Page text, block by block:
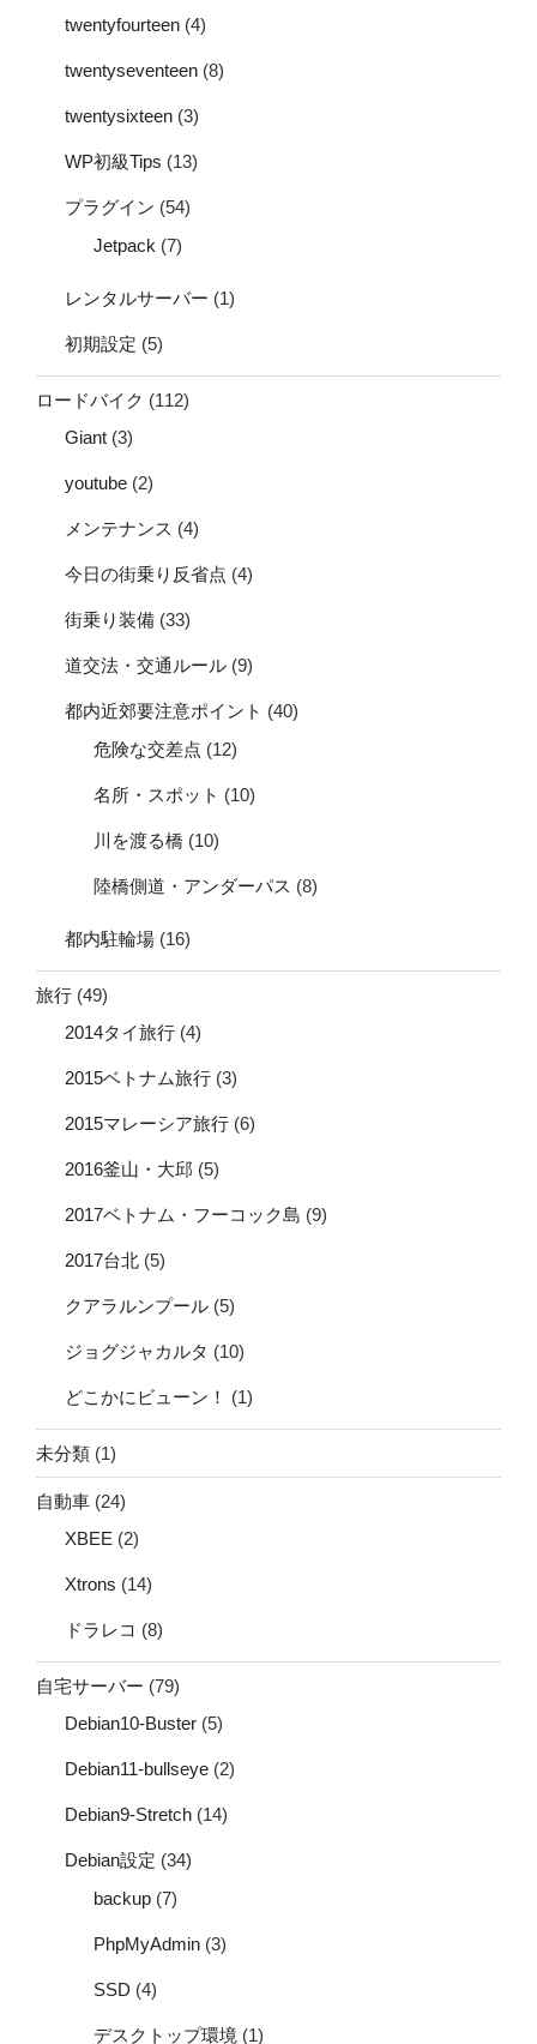
twentyfourteen (4)
twentyseventeen (8)
twentysixteen (3)
WP初級Tips (13)
プラグイン (54)
Jetpack (7)
レンタルサーバー (1)
初期設定 (5)
ロードバイク (112)
Giant (3)
youtube (2)
メンテナンス (4)
今日の街乗り反省点 (4)
街乗り装備 (33)
道交法・交通ルール (9)
都内近郊要注意ポイント (40)
危険な交差点 (12)
名所・スポット (10)
川を渡る橋 (10)
陸橋側道・アンダーパス (8)
都内駐輪場 (16)
旅行 (49)
2014タイ旅行 (4)
2015ベトナム旅行 (3)
2015マレーシア旅行 (6)
2016釜山・大邱 (5)
2017ベトナム・フーコック島 (9)
2017台北 (5)
クアラルンプール (5)
ジョグジャカルタ (10)
どこかにビューン！ (1)
未分類 (1)
自動車 (24)
XBEE (2)
Xtrons (14)
ドラレコ (8)
自宅サーバー (79)
Debian10-Buster (5)
Debian11-bullseye (2)
Debian9-Stretch (14)
Debian設定 (34)
backup (7)
PhpMyAdmin (3)
SSD (4)
デスクトップ環境 (1)